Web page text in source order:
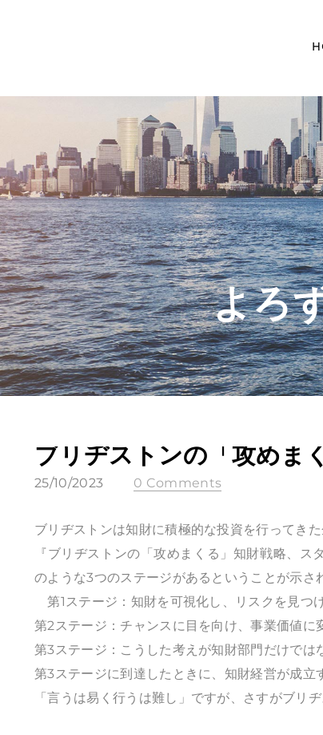
よろ
ブリヂストンの「攻めま
25/10/2023 0 Comments
ブリヂストンは知財に積極的な投資を行ってき
『ブリヂストンの「攻めまくる」知財戦略、
のような3つのステージがあるということが示さ
第1ステージ：知財を可視化し、リスクを見つ
第2ステージ：チャンスに目を向け、事業価値に
第3ステージ：こうした考えが知財部門だけでは
第3ステージに到達したときに、知財経営が成立
「言うは易く行うは難し」ですが、さすがブリヂ